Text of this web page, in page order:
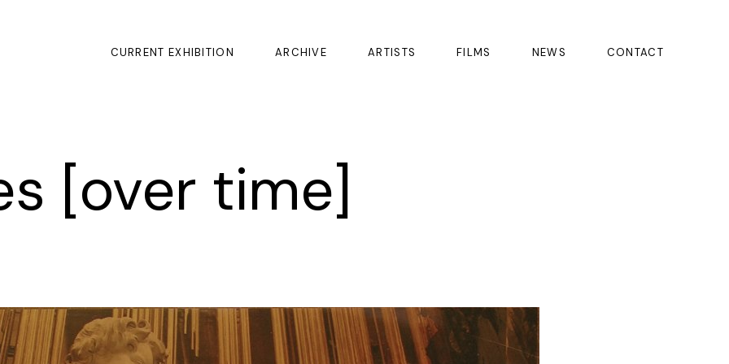
CURRENT EXHIBITION ARCHIVE ARTISTS FILMS NEWS CONTACT
[over time]